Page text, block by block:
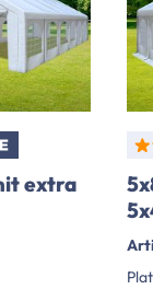
extra